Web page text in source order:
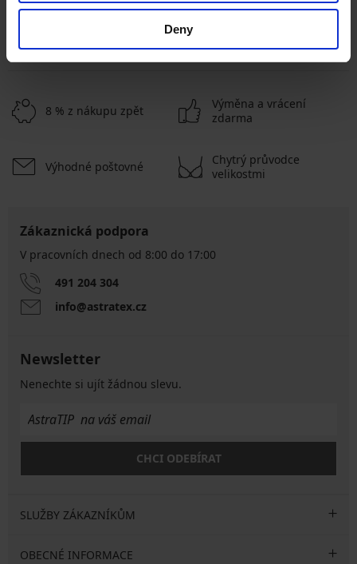
Deny
499 Kč
450 Kč899 Kč
ZOBRAZIT DALŠÍ
8 % z nákupu zpět
Výměna a vrácení
zdarma
Výhodné poštovné
Chytrý průvodce
velikostmi
Zákaznická podpora
V pracovních dnech od 8:00 do 17:00
491 204 304
info@astratex.cz
Newsletter
Nenechte si ujít žádnou slevu.
CHCI ODEBÍRAT
SLUŽBY ZÁKAZNÍKŮM
OBECNÉ INFORMACE